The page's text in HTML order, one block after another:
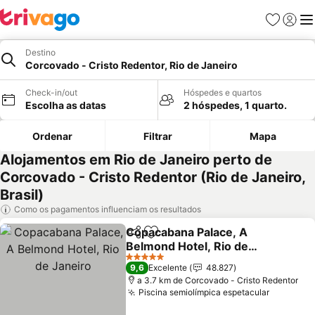
Favoritos
Iniciar
Destino
Corcovado - Cristo Redentor, Rio de Janeiro
Check-in/out
Escolha as datas
Hóspedes e quartos
2 hóspedes, 1 quarto.
Ordenar Filtrar Mapa
Alojamentos em Rio de Janeiro perto de
Corcovado - Cristo Redentor (Rio de Janeiro,
Brasil)
Como os pagamentos influenciam os resultados
PartilharAdicionar aos favoritos
Copacabana Palace, A
Belmond Hotel, Rio de
Janeiro
5 Estrelas
9,6 Excelente
48.827
a 3.7 km de Corcovado - Cristo Redentor
Piscina semiolímpica espetacular